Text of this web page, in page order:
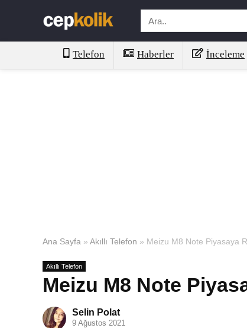
Telefon Haberler İnceleme
Ana Sayfa » Akıllı Telefon » Meizu M8 Note Piyasaya
Akıllı Telefon
Meizu M8 Note
Selin Polat
9 Ağustos 2021